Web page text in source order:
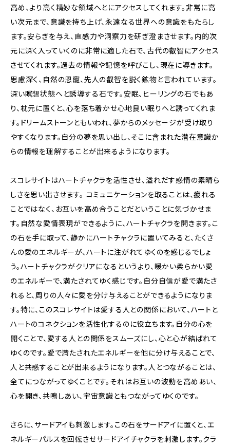
高め、より高く精妙な領域へとにアクセスしてくれます。非常に高
い次元まで、意識を持ち上げ、永遠なる世界への意識をもたらし
ます。安らぎを与え、直感力や洞察力を研ぎ澄まさせます。内的次
元に深く入っていくのに非常に適した石で、古代の叡智にアクセス
させてくれます。過去の情報や記憶を呼びこし、現在に導きます。
思慮深く、自然の恩寵、先人の叡智を説く鉱物と言われています。
深い瞑想状態へと誘導する石です。安眠、ヒーリングの石でもあ
り、枕元に置くと、心を落ち着かせ心地良い眠りへと誘ってくれま
す。ドリームストーンともいわれ、夢からのメッセージが受け取り
やすくなります。自分の夢を思い出し、そこに含まれた潜在意識か
らの情報を理解することが出来るようになります。
スコレサイトはハートチャクラを活性させ、溢れだす感情の素晴ら
しさを思い出させます。 コミュニケーションを取ることは、疲れる
ことではなく、お互いを高め合うことだということに気づかせま
す。自然な愛情表現ができるように、ハートチャクラを開きます。こ
の石を手に取って、静かにハートチャクラに置いてみると、たくさ
んの愛のエネルギーが、ハートに注がれてゆくのを感じるでしょ
う。ハートチャクラがクリアになるというより、暖かい柔らかい愛
のエネルギーで、満たされてゆく感じです。自分自信が愛で満たさ
れると、周りの人々に愛を分け与えることができるようになりま
す。特に、このスコレサイトは愛する人との関係において、ハートと
ハートのコネクションを活性化するのに役立ちます。自分の心を
開くことで、愛する人との関係をスムーズにし、心と心が結ばれて
ゆくのです。愛で満たされたエネルギーを他に分け与えることで、
人と共感することが出来るようになります。人とつながることは、
全てにつながってゆくことです。それはお互いの波動を高めあい、
心を開き、共鳴しあい、宇宙意識ともつながってゆくのです。
さらに、サードアイも刺激します。この石をサードアイに置くと、エ
ネルギーパルスを回転させサードアイチャクラを刺激します。クラ